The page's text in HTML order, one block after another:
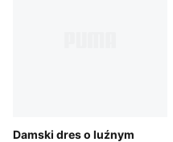
Damski dres o luźnym